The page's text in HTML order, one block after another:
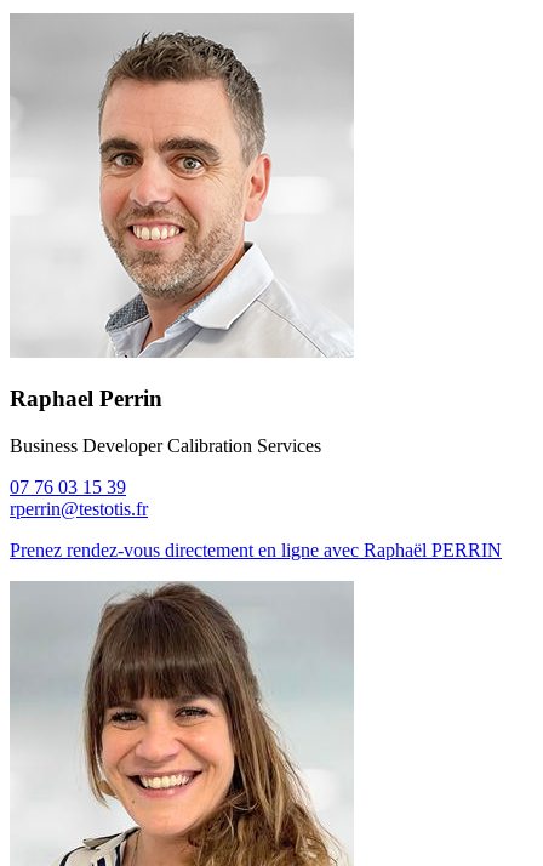
Raphael Perrin
Business Developer Calibration Services
07 76 03 15 39
rperrin@testotis.fr
Prenez rendez-vous directement en ligne avec Raphaël PERRIN